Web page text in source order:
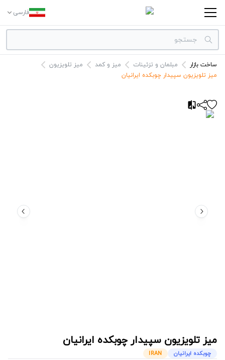
فارسی
دسته بندی‌ها
ساخت بازار مبلمان و تزئینات میز و کمد
میز تلویزیون
میز تلویزیون سپیدار چوبکده ایرانیان
میز تلویزیون سپیدار چوبکده ایرانیان
چوبکده ایرانیان IRAN